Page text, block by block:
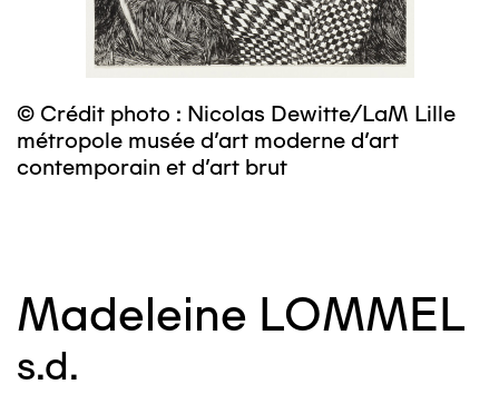
© Crédit photo : Nicolas Dewitte/LaM Lille
métropole musée d’art moderne d’art
contemporain et d’art brut
Madeleine LOMMEL
s.d.